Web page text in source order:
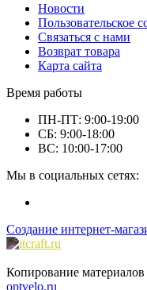
Новости
Пользовательское
Связаться с нами
Возврат товара
Карта сайта
Время работы
ПН-ПТ: 9:00-19:00
СБ: 9:00-18:00
ВС: 10:00-17:00
Мы в социальных сетях:
Создание интернет-
Копирование
optvelo.ru